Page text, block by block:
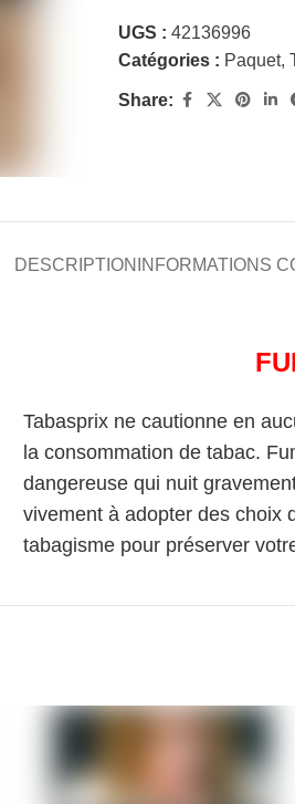
UGS :42136996
Catégories : Paquet,
Share:
DESCRIPTION INFORMATIONS
Tabasprix ne cautionne en
la consommation de tabac.
dangereuse qui nuit
vivement à adopter des choix
tabagisme pour préserver